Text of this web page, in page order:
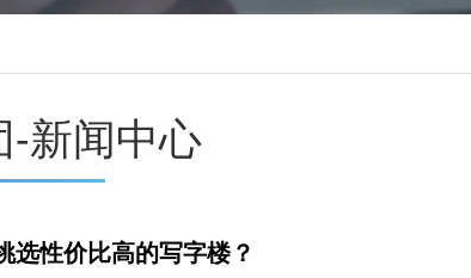
-新闻中心
选性价比高的写字楼？